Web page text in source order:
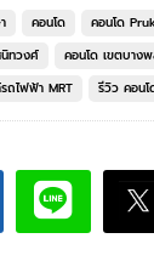
คอนโด
คอนโด
ทวงศ์
คอนโด เขตบาง
ถไฟฟ้า MRT รีวิว คอนโ